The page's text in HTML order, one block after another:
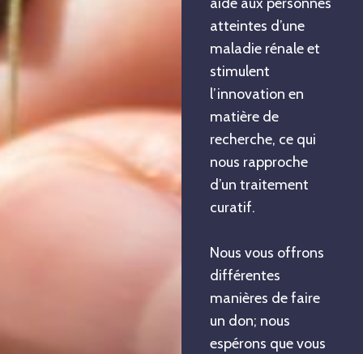
atteintes d’une
maladie rénale et
stimulent
l’innovation en
matière de
recherche, ce qui
nous rapproche
d’un traitement
curatif.
Nous vous offrons
différentes
manières de faire
un don; nous
espérons que vous